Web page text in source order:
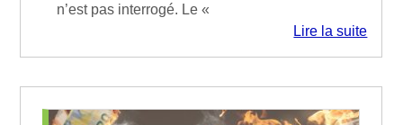
n’est pas interrogé. Le «
Lire la suite